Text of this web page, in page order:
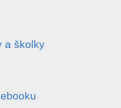
a školky